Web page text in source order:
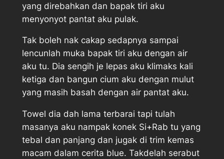
yang direbahkan dan bapak tiri aku
menyonyot pantat aku pulak.
Tak boleh nak cakap sedapnya sampai
lencunlah muka bapak tiri aku dengan air
aku tu. Dia sengih je lepas aku klimaks kali
ketiga dan bangun cium aku dengan mulut
yang masih basah dengan air pantat aku.
Towel dia dah lama terbarai tapi tulah
masanya aku nampak konek Si+Rab tu yang
tebal dan panjang dan jugak di trim kemas
macam dalam cerita blue. Takdelah serabut